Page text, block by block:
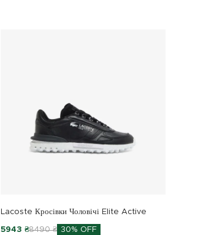
Lacoste Кросівки Чоловічі Elite Active
5943 ₴8490 ₴ 30% OFF